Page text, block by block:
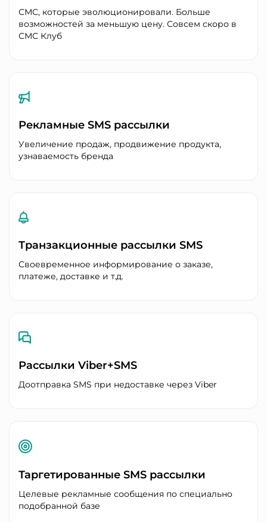
СМС, которые эволюционировали. Больше
возможностей за меньшую цену. Совсем скоро в
СМС Клуб
Рекламные SMS рассылки
Увеличение продаж, продвижение продукта,
узнаваемость бренда
Транзакционные рассылки SMS
Своевременное информирование о заказе,
платеже, доставке и т.д.
Рассылки Viber+SMS
Доотправка SMS при недоставке через Viber
Таргетированные SMS рассылки
Целевые рекламные сообщения по специально
подобранной базе